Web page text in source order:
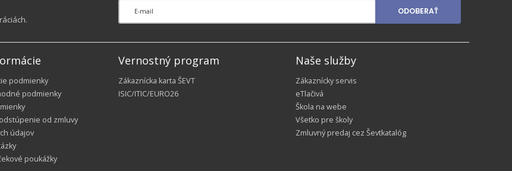
ODOBERAŤ
podmienky
podmienky
od zmluvy
údajov
poukážky
Vernostný program
Zákaznícka karta ŠEVT
ISIC/ITIC/EURO26
Naše služby
Zákaznícky servis
eTlačivá
Škola na webe
Všetko pre školy
Zmluvný predaj cez Ševtkatalóg